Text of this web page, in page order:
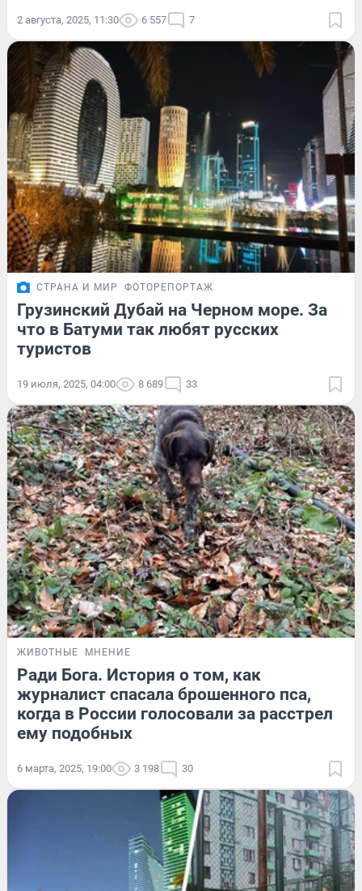
2 августа, 2025, 11:30 6 557 7
СТРАНА И МИР ФОТОРЕПОРТАЖ
Грузинский Дубай на Черном море. За
что в Батуми так любят русских
туристов
19 июля, 2025, 04:00 8 689 33
ЖИВОТНЫЕ МНЕНИЕ
Ради Бога. История о том, как
журналист спасала брошенного пса,
когда в России голосовали за расстрел
ему подобных
6 марта, 2025, 19:00 3 198 30